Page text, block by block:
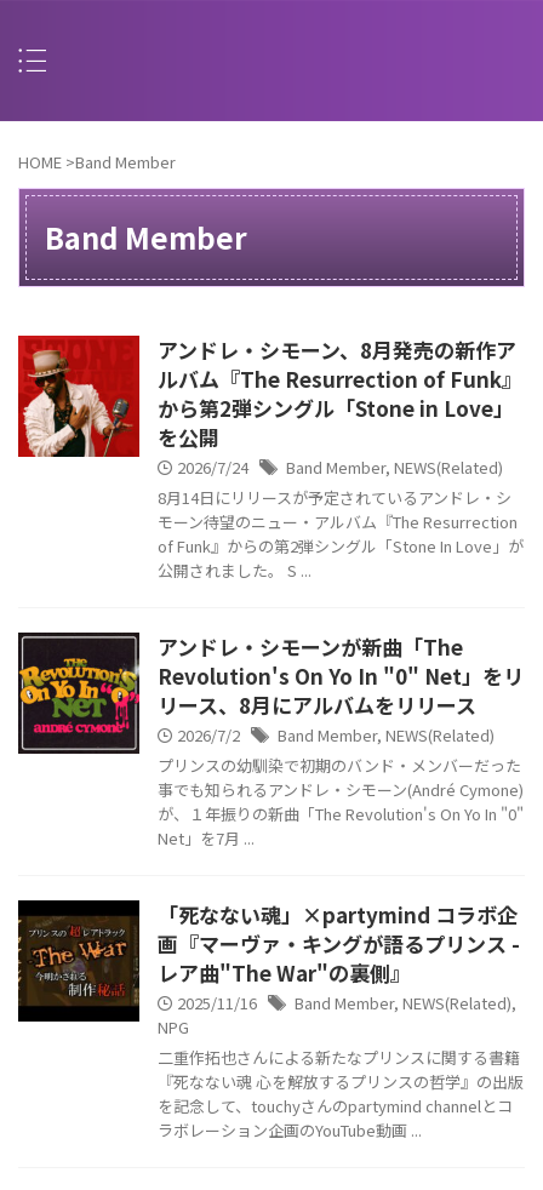
HOME >Band Member
Band Member
アンドレ・シモーン、8月発売の新作ア
ルバム『The Resurrection of Funk』
から第2弾シングル「Stone in Love」
を公開
2026/7/24 Band Member, NEWS(Related)
8月14日にリリースが予定されているアンドレ・シ
モーン待望のニュー・アルバム『The Resurrection
of Funk』からの第2弾シングル「Stone In Love」が
公開されました。 S ...
アンドレ・シモーンが新曲「The
Revolution's On Yo In "0" Net」をリ
リース、8月にアルバムをリリース
2026/7/2 Band Member, NEWS(Related)
プリンスの幼馴染で初期のバンド・メンバーだった
事でも知られるアンドレ・シモーン(André Cymone)
が、１年振りの新曲「The Revolution's On Yo In "0"
Net」を7月 ...
「死なない魂」×partymind コラボ企
画『マーヴァ・キングが語るプリンス -
レア曲"The War"の裏側』
2025/11/16 Band Member, NEWS(Related),
NPG
二重作拓也さんによる新たなプリンスに関する書籍
『死なない魂 心を解放するプリンスの哲学』の出版
を記念して、touchyさんのpartymind channelとコ
ラボレーション企画のYouTube動画 ...